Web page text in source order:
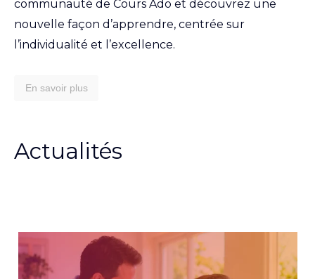
communauté de Cours Ado et découvrez une
nouvelle façon d’apprendre, centrée sur
l’individualité et l’excellence.
En savoir plus
Actualités